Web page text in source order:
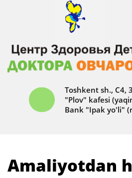
Toshkent sh., C4,
"Plov" kafesi
Bank "Ipak yo'li"
Amaliyotdan